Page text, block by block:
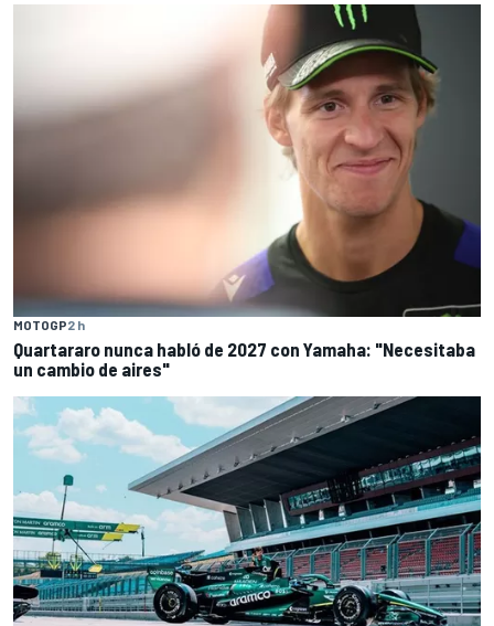
MOTOGP2 h
Quartararo nunca habló de 2027 con Yamaha: "Necesitaba
un cambio de aires"